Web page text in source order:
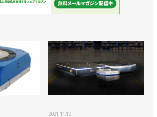
切削にも使える高剛性ロボットを発売
は下方修正、次世代ロボットは成長の
と確信／安川電機
ト製PLCと直接接続できるコントロー
2021.11.10